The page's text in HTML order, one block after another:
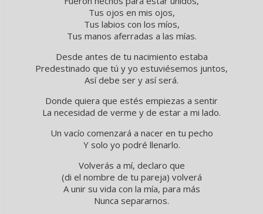
Tus ojos en mis ojos,
Tus labios con los míos,
Tus manos aferradas a las mías.
Desde antes de tu nacimiento estaba
Predestinado que tú y yo estuviésemos juntos,
Así debe ser y así será.
Donde quiera que estés empiezas a sentir
La necesidad de verme y de estar a mi lado.
Un vacío comenzará a nacer en tu pecho
Y solo yo podré llenarlo.
Volverás a mí, declaro que
(di el nombre de tu pareja) volverá
A unir su vida con la mía, para más
Nunca separarnos.